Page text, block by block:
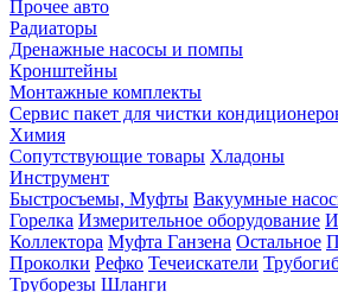
Прочее авто
Радиаторы
Дренажные насосы и помпы
Кронштейны
Монтажные комплекты
Сервис пакет для чистки
Химия
Сопутствующие товары Хладоны
Инструмент
Быстросъемы, Муфты Вакуумные
Горелка Измерительное оборудование
Коллектора Муфта Ганзена Остальное
Проколки Рефко Течеискатели
Труборезы Шланги